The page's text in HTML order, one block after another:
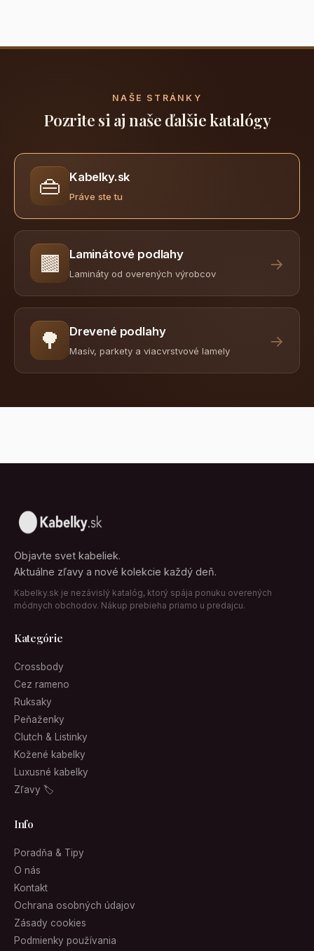
NAŠE STRÁNKY
Pozrite si aj naše ďalšie katalógy
👜 Kabelky.sk
Práve ste tu
🟫 Laminátové podlahy
Lamináty od overených výrobcov
→
🌳 Drevené podlahy
Masív, parkety a viacvrstvové lamely
→
Objavte svet kabeliek.
Aktuálne zľavy a nové kolekcie každý deň.
Kabelky.sk je nezávislý katalóg, ktorý spája ponuku overených
módnych obchodov. Nákup prebieha priamo u predajcu.
Kategórie
Crossbody
Cez rameno
Ruksaky
Peňaženky
Clutch & Listinky
Kožené kabelky
Luxusné kabelky
Zľavy 🏷
Info
Poradňa & Tipy
O nás
Kontakt
Ochrana osobných údajov
Zásady cookies
Podmienky používania